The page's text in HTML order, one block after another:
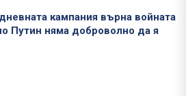
кампания върна войната
Путин няма доброволно да я